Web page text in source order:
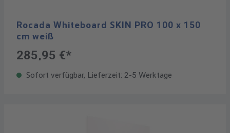
Rocada Whiteboard SKIN PRO 100 x 150
cm weiß
285,95 €*
Sofort verfügbar, Lieferzeit: 2-5 Werktage